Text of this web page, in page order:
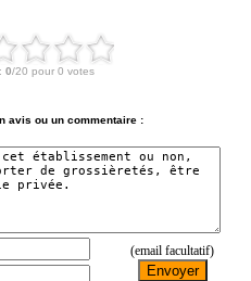
avis ou un commentaire :